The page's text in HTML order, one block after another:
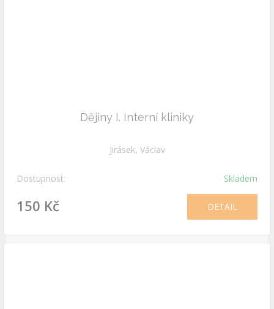
Dějiny I. Interní kliniky
Jirásek, Václav
Dostupnost: Skladem
150 Kč DETAIL